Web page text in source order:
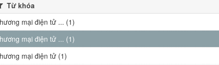
Từ khóa
mại điện tử ... (1)
mại điện tử ... (1)
mại điện tử (1)